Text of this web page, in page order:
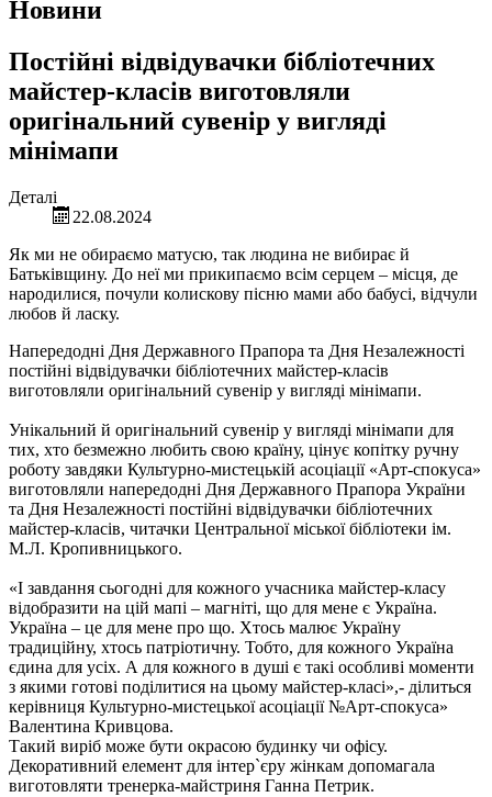
Новини
Постійні відвідувачки бібліотечних
майстер-класів виготовляли
оригінальний сувенір у вигляді
мінімапи
Деталі
22.08.2024
Як ми не обираємо матусю, так людина не вибирає й
Батьківщину. До неї ми прикипаємо всім серцем – місця, де
народилися, почули колискову пісню мами або бабусі, відчули
любов й ласку.
Напередодні Дня Державного Прапора та Дня Незалежності
постійні відвідувачки бібліотечних майстер-класів
виготовляли оригінальний сувенір у вигляді мінімапи.
Унікальний й оригінальний сувенір у вигляді мінімапи для
тих, хто безмежно любить свою країну, цінує копітку ручну
роботу завдяки Культурно-мистецькій асоціації «Арт-спокуса»
виготовляли напередодні Дня Державного Прапора України
та Дня Незалежності постійні відвідувачки бібліотечних
майстер-класів, читачки Центральної міської бібліотеки ім.
М.Л. Кропивницького.
«І завдання сьогодні для кожного учасника майстер-класу
відобразити на цій мапі – магніті, що для мене є Україна.
Україна – це для мене про що. Хтось малює Україну
традиційну, хтось патріотичну. Тобто, для кожного Україна
єдина для усіх. А для кожного в душі є такі особливі моменти
з якими готові поділитися на цьому майстер-класі»,- ділиться
керівниця Культурно-мистецької асоціації №Арт-спокуса»
Валентина Кривцова.
Такий виріб може бути окрасою будинку чи офісу.
Декоративний елемент для інтер`єру жінкам допомагала
виготовляти тренерка-майстриня Ганна Петрик.